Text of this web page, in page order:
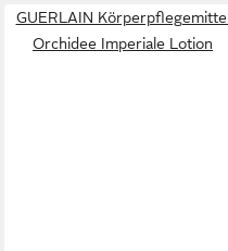
GUERLAIN Körperpflegemittel
Orchidee Imperiale Lotion